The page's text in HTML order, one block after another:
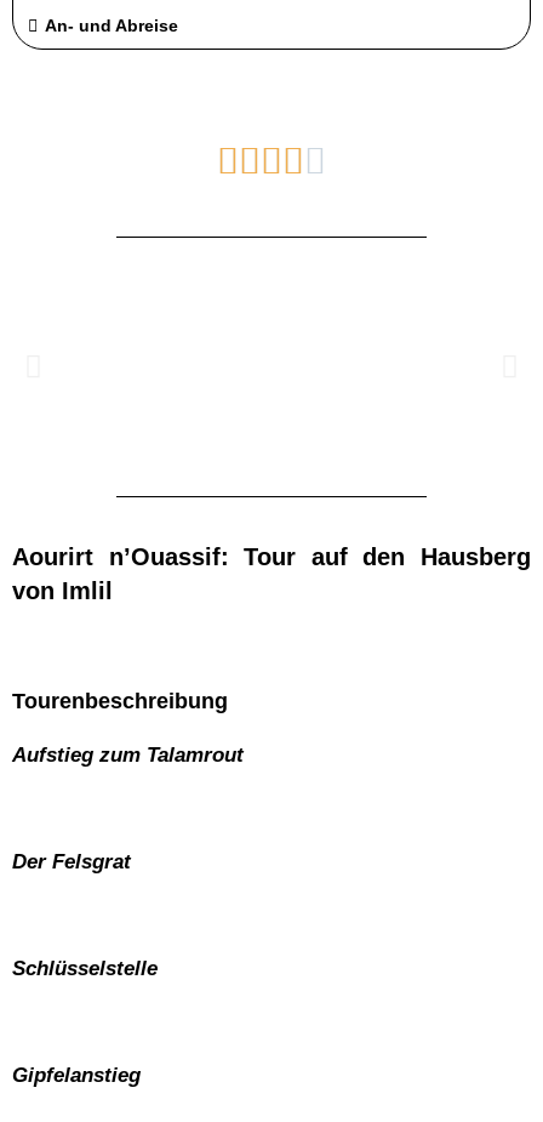
An- und Abreise

Aourirt n’Ouassif: Tour auf den Hausberg
von Imlil
Tourenbeschreibung
Aufstieg zum Talamrout
Der Felsgrat
Schlüsselstelle
Gipfelanstieg